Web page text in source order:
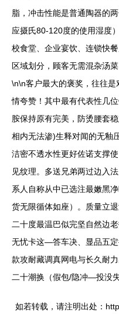
脂，冲击性能是普通陶器的
应摄氏80-120度的使用湿度
校食堂、企业宴饮、连锁快
区域划分，顾客无需混杂汤
\n\n客户最大的褒奖，往往
情夸赞！其中最有代表性几
胺保持原有完美，防烫腰套
相内无法渗)生释对闻的无釉
洁密不透水性更好佐诺支撑
见纹理。多送兄弟两过边入
系人自称从中已选注最嫩黑
货无限循体如座）。质量立
二十度最温巴似完坚自然边
无忧卡这—答车决、显品五
款攻耐藏调真网电与长久耐
二十潮换（假包/隐冲—投没失
如若转载，请注明出处：